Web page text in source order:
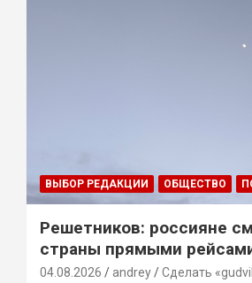
ВЫБОР РЕДАКЦИИ ОБЩЕСТВО
Решетников: россияне
страны прямыми
04.08.2026 andrey
Сделать